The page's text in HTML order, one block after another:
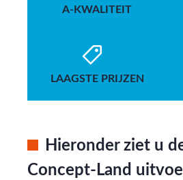
A-KWALITEIT
LAAGSTE PRIJZEN
Hieronder ziet u
Concept-Land